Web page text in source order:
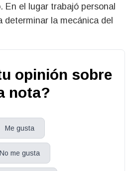
En el lugar trabajó personal
determinar la mecánica del
opinión sobre
nota?
Me gusta
No me gusta